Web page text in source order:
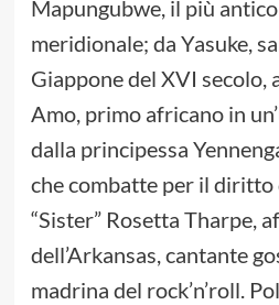
Mapungubwe, il più
meridionale; da Yasuke,
Giappone del XVI secolo,
Amo, primo africano in
dalla principessa
che combatte per il diritto
“Sister” Rosetta Tharpe,
dell’Arkansas, cantante
madrina del rock’n’roll.